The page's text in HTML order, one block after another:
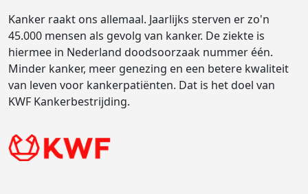
Kanker raakt ons allemaal. Jaarlijks sterven er zo'n
45.000 mensen als gevolg van kanker. De ziekte is
hiermee in Nederland doodsoorzaak nummer één.
Minder kanker, meer genezing en een betere kwaliteit
van leven voor kankerpatiënten. Dat is het doel van
KWF Kankerbestrijding.